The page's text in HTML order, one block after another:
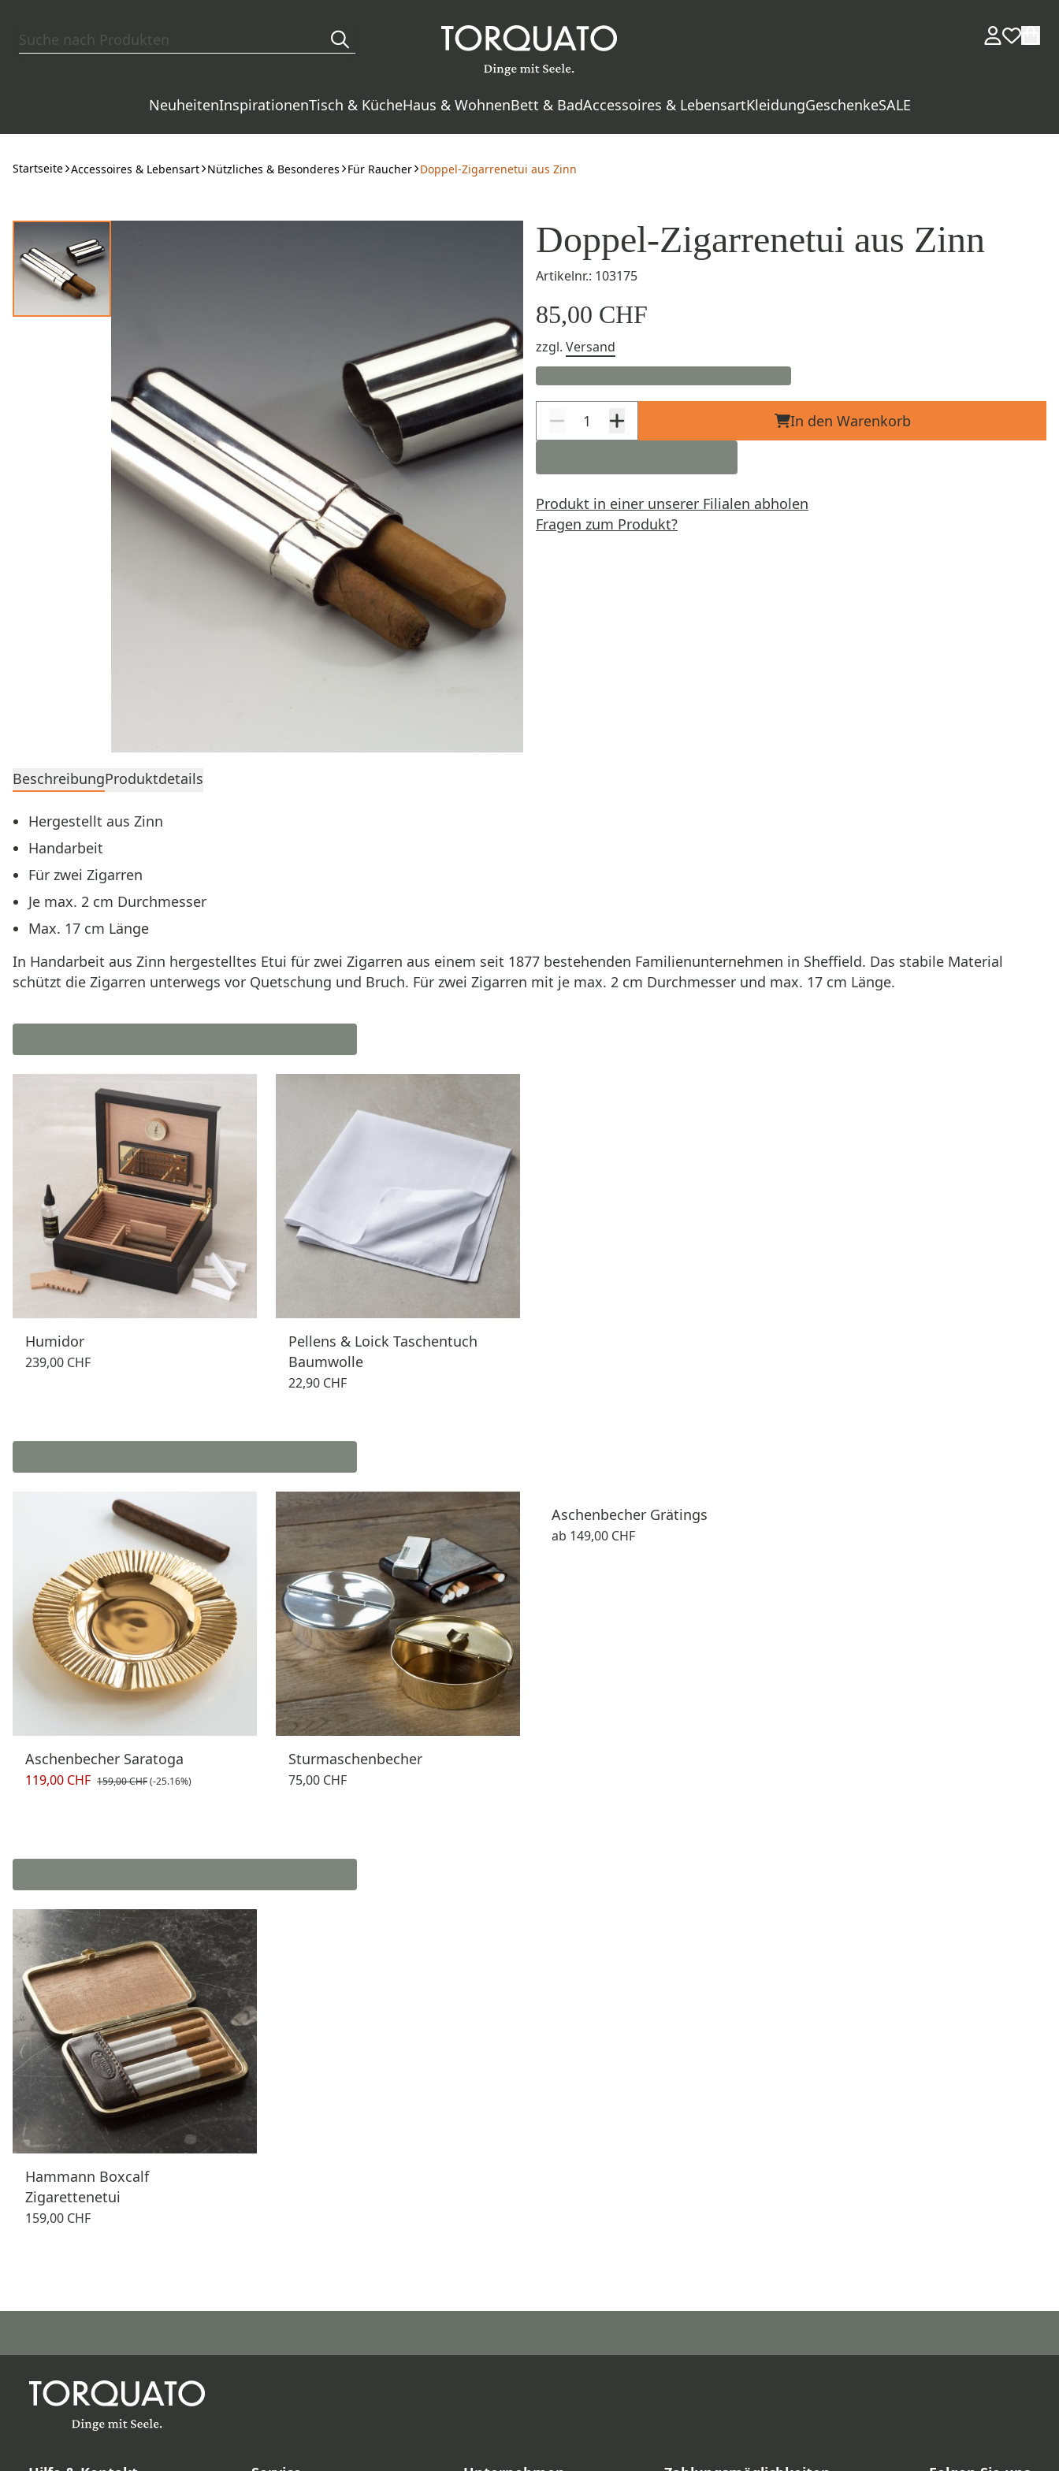
NeuheitenInspirationenTisch & KücheHaus & WohnenBett & BadAccessoires & LebensartKleidungGeschenkeSALE
Startseite Accessoires & Lebensart Nützliches & Besonderes Für Raucher Doppel-Zigarrenetui aus Zinn
Doppel-Zigarrenetui aus Zinn
Artikelnr.: 103175
85,00 CHF
zzgl. Versand
In den Warenkorb
Produkt in einer unserer Filialen abholen
Fragen zum Produkt?
BeschreibungProduktdetails
Hergestellt aus Zinn
Handarbeit
Für zwei Zigarren
Je max. 2 cm Durchmesser
Max. 17 cm Länge
In Handarbeit aus Zinn hergestelltes Etui für zwei Zigarren aus einem seit 1877 bestehenden Familienunternehmen in Sheffield. Das stabile Material
schützt die Zigarren unterwegs vor Quetschung und Bruch. Für zwei Zigarren mit je max. 2 cm Durchmesser und max. 17 cm Länge.
Humidor
239,00 CHF
Pellens & Loick Taschentuch
Baumwolle
22,90 CHF
Aschenbecher Saratoga
119,00 CHF 159,00 CHF(-25.16%)
Sturmaschenbecher
75,00 CHF
Aschenbecher Grätings
ab 149,00 CHF
Hammann Boxcalf
Zigarettenetui
159,00 CHF